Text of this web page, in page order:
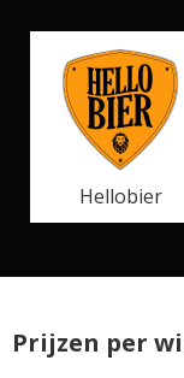
Hellobier
Prijzen per